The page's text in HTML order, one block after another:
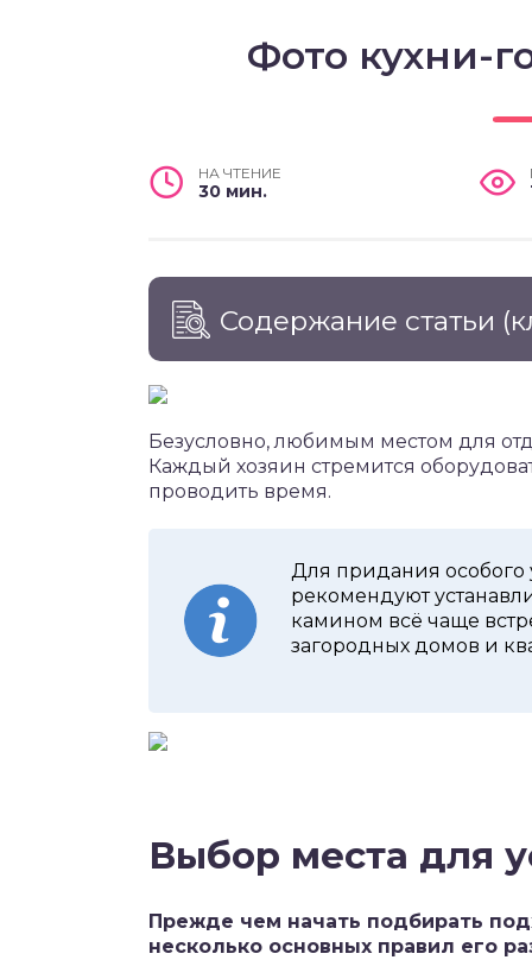
Фото кухни-
НА ЧТЕНИЕ
30 мин.
Содержание статьи
Безусловно, любимым местом для
Каждый хозяин стремится
проводить время.
Для придания
рекомендуют
камином всё чаще
загородных домов и
Выбор места для
Прежде чем начать подбирать
несколько основных правил его